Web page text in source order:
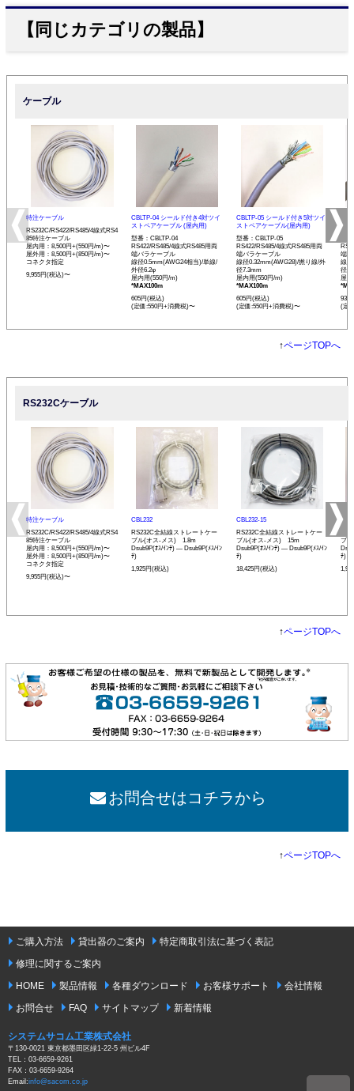
【同じカテゴリの製品】
ケーブル
特注ケーブル
RS232C/RS422/RS485/4線式RS4
85特注ケーブル
屋内用：8,500円+(550円/m)〜
屋外用：8,500円+(850円/m)〜
コネクタ指定
9,955円(税込)〜
CBLTP-04 シールド付き4対ツイ
ストペアケーブル (屋内用)
型番：CBLTP-04
RS422/RS485/4線式RS485用両
端バラケーブル
線径0.5mm(AWG24相当)/単線/
外径6.2φ
屋内用(550円/m)
*MAX100m
605円(税込)
(定価:550円+消費税)〜
CBLTP-05 シールド付き5対ツイ
ストペアケーブル(屋内用)
型番：CBLTP-05
RS422/RS485/4線式RS485用両
端バラケーブル
線径0.32mm(AWG28)/撚り線/外
径7.3mm
屋内用(550円/m)
*MAX100m
605円(税込)
(定価:550円+消費税)〜
イ
端
線
径
屋
935
(定
↑ページTOPへ
RS232Cケーブル
特注ケーブル
RS232C/RS422/RS485/4線式RS4
85特注ケーブル
屋内用：8,500円+(550円/m)〜
屋外用：8,500円+(850円/m)〜
コネクタ指定
9,955円(税込)〜
CBL232
RS232C全結線ストレートケー
ブル(オス-メス) 1.8m
Dsub9P(ｵｽ/ｲﾝﾁ) ― Dsub9P(ﾒｽ/ｲﾝ
ﾁ)
1,925円(税込)
CBL232-15
RS232C全結線ストレートケー
ブル(オス-メス) 15m
Dsub9P(ｵｽ/ｲﾝﾁ) ― Dsub9P(ﾒｽ/ｲﾝ
ﾁ)
18,425円(税込)
ブ
ﾁ)
↑ページTOPへ
お問合せはコチラから
↑ページTOPへ
ご購入方法 貸出器のご案内
特定商取引法に基づく表記
修理に関するご案内
HOME
製品情報 各種ダウンロード お客様サポート
会社情報
お問合せ
FAQ サイトマップ 新着情報
システムサコム工業株式会社
〒130-0021 東京都墨田区緑1-22-5 州ビル4F
TEL：03-6659-9261
FAX：03-6659-9264
Email:info@sacom.co.jp